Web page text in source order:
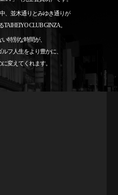
、並木通りとみゆき通りが
TAIHEIYO CLUB GINZA。
特別な時間が、
フ人生をより豊かに、
変えてくれます。